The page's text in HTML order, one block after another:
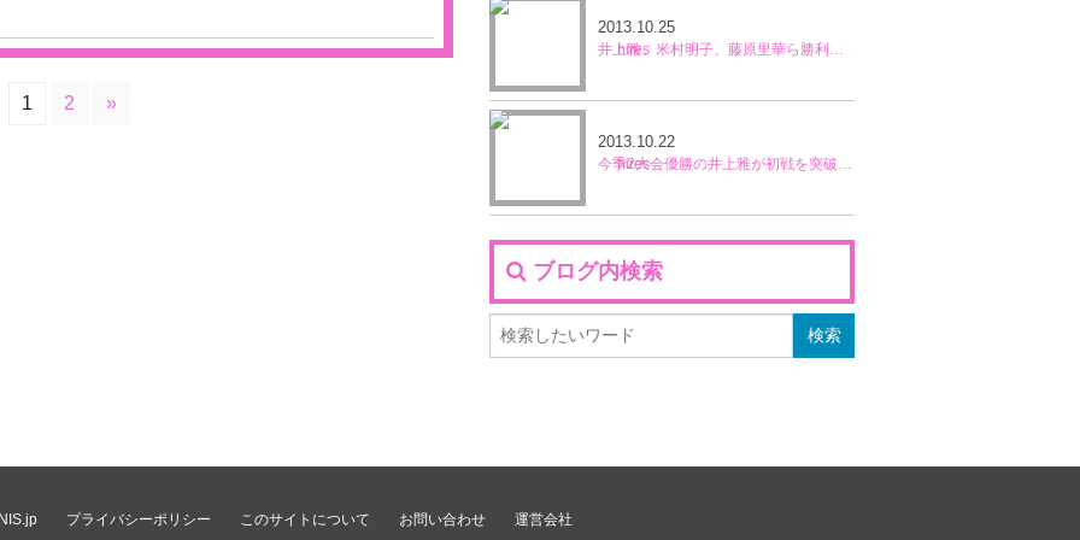
1 2 »
井上雅、米村明子、藤原里華ら勝利し準々決勝進出／浜名湖国際女子
2013.10.25
今季2大会優勝の井上雅が初戦を突破／浜名湖国際女子
2013.10.22
ブログ内検索
プライバシーポリシー このサイトについて お問い合わせ 運営会社